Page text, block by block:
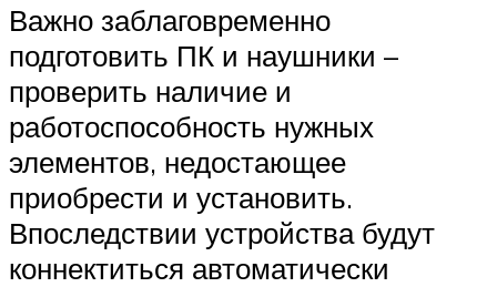
Важно заблаговременно
подготовить ПК и наушники –
проверить наличие и
работоспособность нужных
элементов, недостающее
приобрести и установить.
Впоследствии устройства будут
коннектиться автоматически